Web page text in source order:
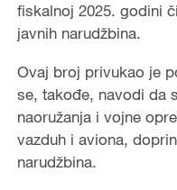
fiskalnoj 2025. godini
javnih narudžbina.
Ovaj broj privukao je
se, takođe, navodi da
naoružanja i vojne
vazduh i aviona,
narudžbina.